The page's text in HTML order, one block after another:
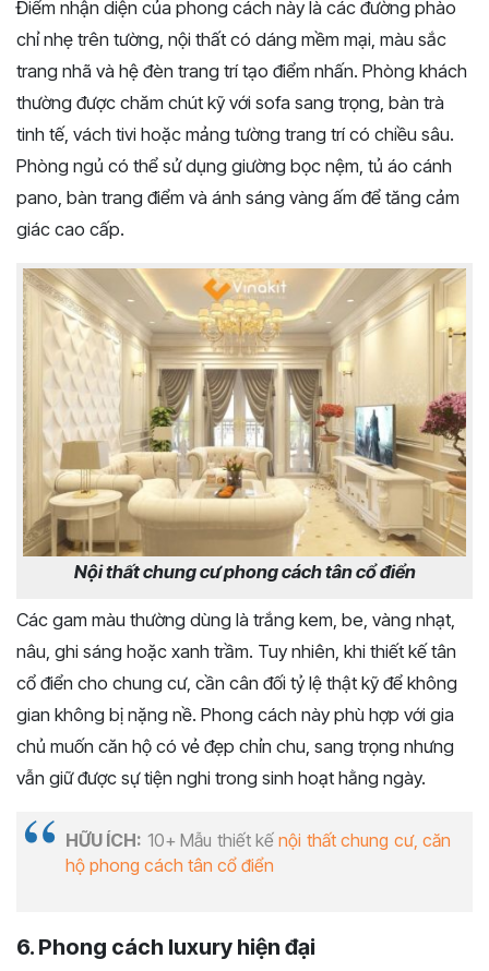
Điểm nhận diện của phong cách này là các đường phào
chỉ nhẹ trên tường, nội thất có dáng mềm mại, màu sắc
trang nhã và hệ đèn trang trí tạo điểm nhấn. Phòng khách
thường được chăm chút kỹ với sofa sang trọng, bàn trà
tinh tế, vách tivi hoặc mảng tường trang trí có chiều sâu.
Phòng ngủ có thể sử dụng giường bọc nệm, tủ áo cánh
pano, bàn trang điểm và ánh sáng vàng ấm để tăng cảm
giác cao cấp.
Nội thất chung cư phong cách tân cổ điển
Các gam màu thường dùng là trắng kem, be, vàng nhạt,
nâu, ghi sáng hoặc xanh trầm. Tuy nhiên, khi thiết kế tân
cổ điển cho chung cư, cần cân đối tỷ lệ thật kỹ để không
gian không bị nặng nề. Phong cách này phù hợp với gia
chủ muốn căn hộ có vẻ đẹp chỉn chu, sang trọng nhưng
vẫn giữ được sự tiện nghi trong sinh hoạt hằng ngày.
HỮU ÍCH: 10+ Mẫu thiết kếnội thất chung cư, căn
hộ phong cách tân cổ điển
6. Phong cách luxury hiện đại